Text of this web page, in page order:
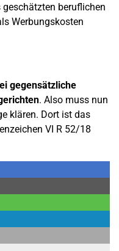
geschätzten beruflichen
Werbungskosten
gegensätzliche
. Also muss nun
klären. Dort ist das
VI R 52/18